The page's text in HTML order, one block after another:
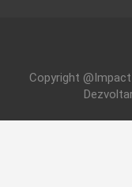
Copyright